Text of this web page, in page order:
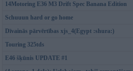
14Motoring E36 M3 Drift Spec Banana Edition
Schuuun hard or go home
Dīvainās pārvērtības xjs_4(Egypt :shura:)
Touring 325tds
E46 šķūnis UPDATE #1